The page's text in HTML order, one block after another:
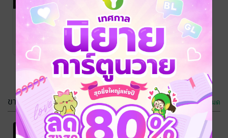
20% ทำงาน
80% ทำ
Resume
คุณวาฬสีน้ำเงิน
52hzVoice
พัฒนาตนเอง
No Rating
ขายดี ดูทั้งหมด